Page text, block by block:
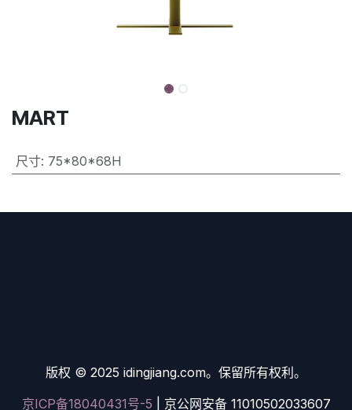
MART
尺寸: 75*80*68H
版权 © 2025 idingjiang.com。保留所有权利。
京ICP备18040431号-5 | 京公网安备 11010502033607